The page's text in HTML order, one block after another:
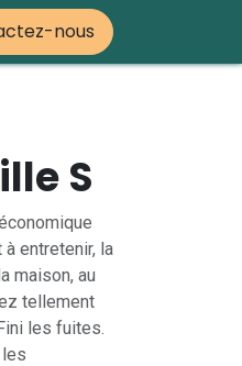
nous
S
entretenir, la
maison, au
tellement
les fuites.